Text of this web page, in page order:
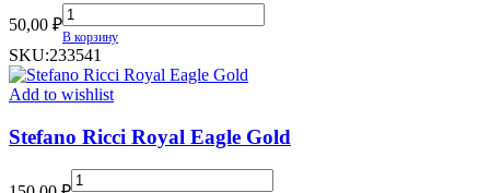
50,00 ₽
Шипр
(цветочный)
quantity
В корзину
SKU:233541
Add to wishlist
Stefano Ricci Royal Eagle Gold
Stefano